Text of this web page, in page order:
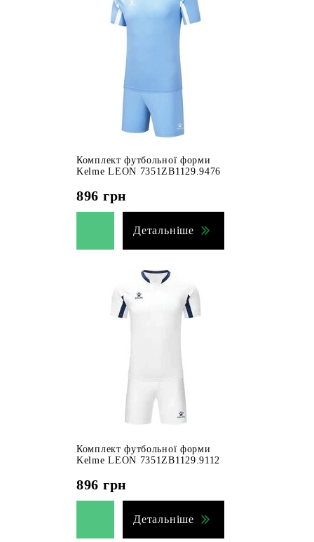
Комплект футбольної форми
Kelme LEON 7351ZB1129.9476
896 грн
Детальніше
Комплект футбольної форми
Kelme LEON 7351ZB1129.9112
896 грн
Детальніше